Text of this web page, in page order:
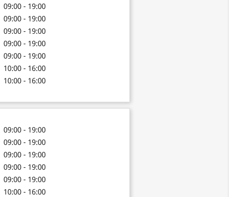
09:00 - 19:00
09:00 - 19:00
09:00 - 19:00
09:00 - 19:00
09:00 - 19:00
10:00 - 16:00
10:00 - 16:00
09:00 - 19:00
09:00 - 19:00
09:00 - 19:00
09:00 - 19:00
09:00 - 19:00
10:00 - 16:00